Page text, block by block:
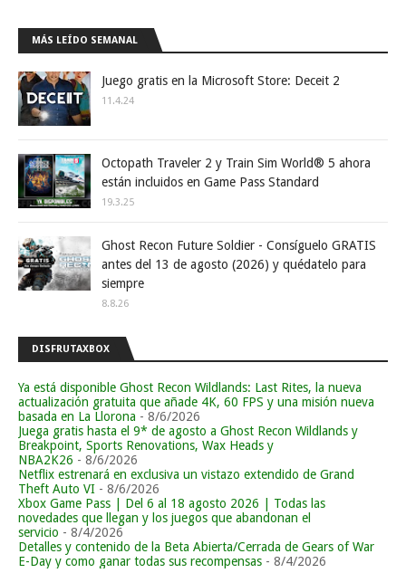
MÁS LEÍDO SEMANAL
Juego gratis en la Microsoft Store: Deceit 2
11.4.24
Octopath Traveler 2 y Train Sim World® 5 ahora
están incluidos en Game Pass Standard
19.3.25
Ghost Recon Future Soldier - Consíguelo GRATIS
antes del 13 de agosto (2026) y quédatelo para
siempre
8.8.26
DISFRUTAXBOX
Ya está disponible Ghost Recon Wildlands: Last Rites, la nueva
actualización gratuita que añade 4K, 60 FPS y una misión nueva
basada en La Llorona - 8/6/2026
Juega gratis hasta el 9* de agosto a Ghost Recon Wildlands y
Breakpoint, Sports Renovations, Wax Heads y
NBA2K26 - 8/6/2026
Netflix estrenará en exclusiva un vistazo extendido de Grand
Theft Auto VI - 8/6/2026
Xbox Game Pass | Del 6 al 18 agosto 2026 | Todas las
novedades que llegan y los juegos que abandonan el
servicio - 8/4/2026
Detalles y contenido de la Beta Abierta/Cerrada de Gears of War
E-Day y como ganar todas sus recompensas - 8/4/2026